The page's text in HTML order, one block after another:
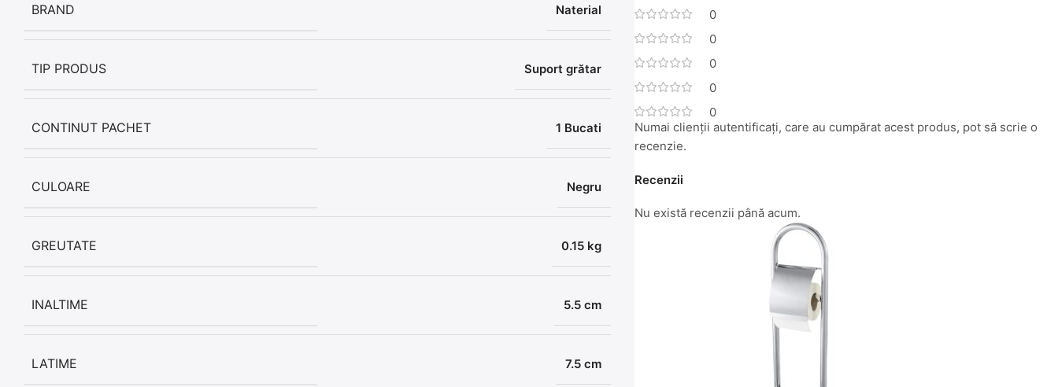
BRAND Naterial
TIP PRODUS Suport grătar
CONTINUT PACHET 1 Bucati
CULOARE Negru
GREUTATE 0.15 kg
INALTIME 5.5 cm
LATIME 7.5 cm
0
0
0
0
0
Recenzii
Nu există recenzii până acum.
Numai clienții autentificați, care au cumpărat acest produs, pot să scrie o
recenzie.